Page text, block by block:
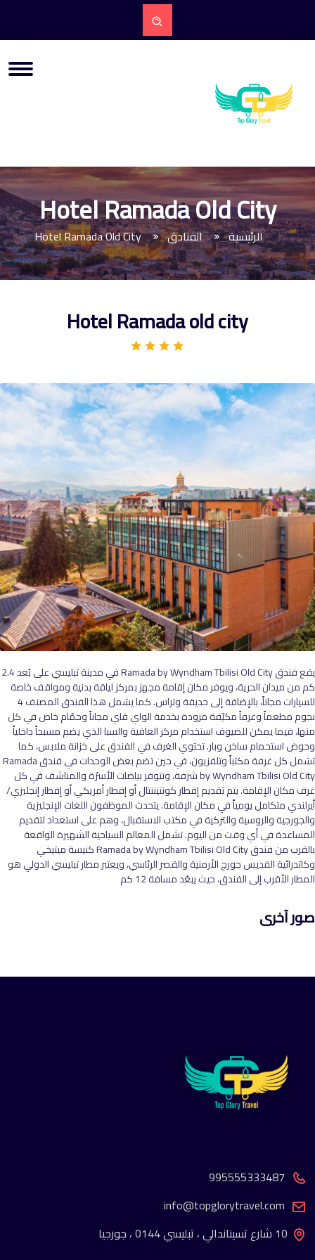
Hotel Ramada Old City
الرئيسية الفنادق Hotel Ramada Old City
Hotel Ramada old city
يقع فندق Ramada by Wyndham Tbilisi Old City في مدينة تبليسي على بُعد 2.4
كم من ميدان الحرية، ويوفر مكان إقامة مجهز بمركز لياقة بدنية ومواقف خاصة
للسيارات مجاناً، بالإضافة إلى حديقة وتراس. كما يشمل هذا الفندق المصنف 4
نجوم مطعماً وغرفاً مكيّفة مزودة بخدمة الواي فاي مجاناً وحمّام خاص في كل
منها، فيما يمكن للضيوف استخدام مركز العافية والسبا الذي يضم مسبحاً داخلياً
وحوض استحمام ساخن وبار. تحتوي الغرف في الفندق على خزانة ملابس، كما
تشمل كل غرفة مكتباً وتلفزيون، في حين تضم بعض الوحدات في فندق Ramada
by Wyndham Tbilisi Old City شرفة، وتتوفر بياضات الأسرّة والمناشف في كل
غرف مكان الإقامة. يتم تقديم إفطار كونتيننتال أو إفطار أمريكي أو إفطار إنجليزي/
أيرلندي متكامل يومياً في مكان الإقامة. يتحدث الموظفون اللغات الإنجليزية
والجورجية والروسية والتركية في مكتب الاستقبال، وهم على استعداد لتقديم
المساعدة في أي وقت من اليوم. تشمل المعالم السياحية الشهيرة الواقعة
بالقرب من فندق Ramada by Wyndham Tbilisi Old City كنيسة ميتيخي
وكاتدرائية القديس جورج الأرمنية والقصر الرئاسي، ويعتبر مطار تبليسي الدولي هو
المطار الأقرب إلى الفندق، حيث يبعُد مسافة 12 كم
صور آخرى
995555333487
info@topglorytravel.com
10 شارع تسيناندالي ، تبليسي 0144 ، جورجيا